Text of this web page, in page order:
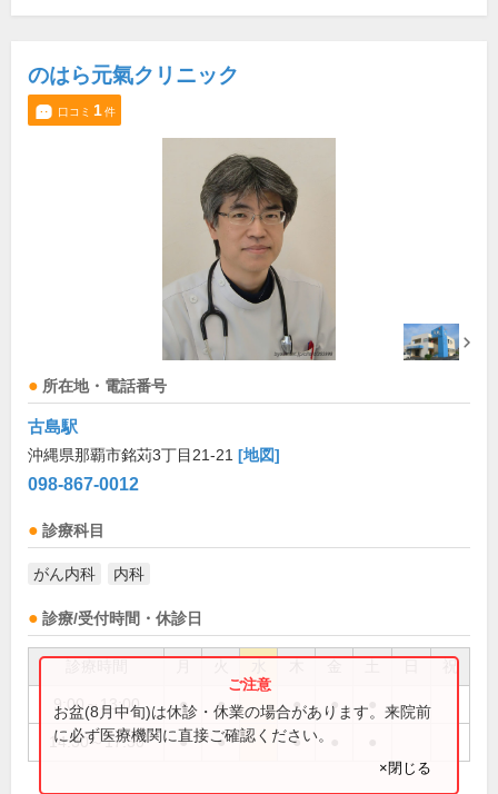
のはら元氣クリニック
口コミ 1件
所在地・電話番号
古島駅
沖縄県那覇市銘苅3丁目21-21 [地図]
098-867-0012
診療科目
がん内科 内科
診療/受付時間・休診日
祝
9:00～13:00 ● ● ● ●
14:30～17:30 ● ● ●
お盆(8月中旬)は休診・休業の場合があります。来院前
に必ず医療機関に直接ご確認ください。
×閉じる